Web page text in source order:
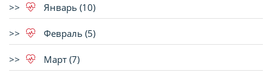
Январь (10)
Февраль (5)
Март (7)